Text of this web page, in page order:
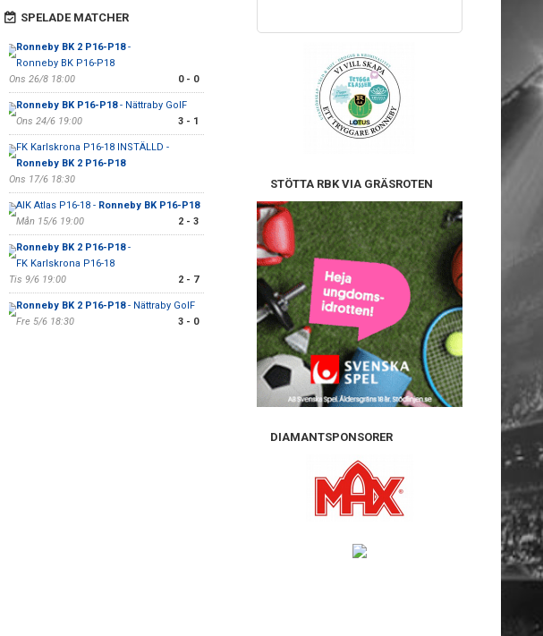
SPELADE MATCHER
Ronneby BK 2 P16-P18-
Ronneby BK P16-P18
Ons 26/8 18:00
0 - 0
Ronneby BK P16-P18- Nättraby GoIF
Ons 24/6 19:00
3 - 1
FK Karlskrona P16-18 INSTÄLLD -
Ronneby BK 2 P16-P18
Ons 17/6 18:30
AIK Atlas P16-18 - Ronneby BK P16-P18
Mån 15/6 19:00
2 - 3
Ronneby BK 2 P16-P18-
FK Karlskrona P16-18
Tis 9/6 19:00
2 - 7
Ronneby BK 2 P16-P18- Nättraby GoIF
Fre 5/6 18:30
3 - 0
STÖTTA RBK VIA GRÄSROTEN
DIAMANTSPONSORER